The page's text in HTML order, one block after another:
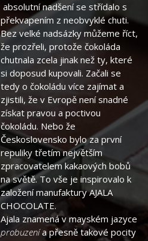
absolutní nadšení se střídalo s
překvapením z neobvyklé chuti.
Bez velké nadsázky můžeme říct,
že prozřeli, protože čokoláda
chutnala zcela jinak než ty, které
si doposud kupovali. Začali se
tedy o čokoládu více zajímat a
zjistili, že v Evropě není snadné
získat pravou a poctivou
čokoládu. Nebo že
Československo bylo za první
repuliky třetím největším
zpracovatelem kakaových bobů
na světě. To vše je inspirovalo k
založení manufaktury AJALA
CHOCOLATE.
Ajala znamená v mayském jazyce
probuzenía přesně takové pocity